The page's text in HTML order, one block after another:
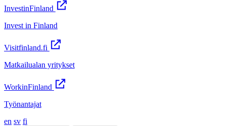
InvestinFinland
Invest in Finland
Visitfinland.fi
Matkailualan yritykset
WorkinFinland
Työnantajat
en sv fi